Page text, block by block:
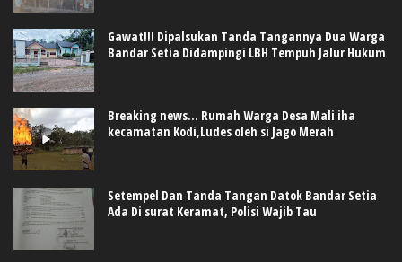
Gawat!!! Dipalsukan Tanda Tangannya Dua Warga
Bandar Setia Didampingi LBH Tempuh Jalur Hukum
Breaking news... Rumah Warga Desa Mali iha
kecamatan Kodi,Ludes oleh si Jago Merah
Setempel Dan Tanda Tangan Datok Bandar Setia
Ada Di surat Keramat, Polisi Wajib Tau